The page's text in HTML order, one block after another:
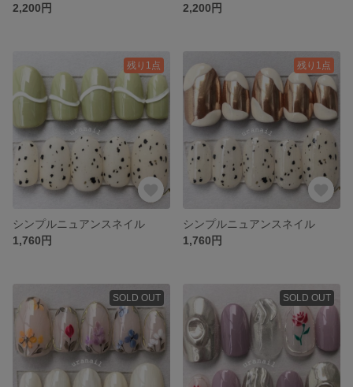
2,200円
2,200円
残り1点
シンプルニュアンスネイル
1,760円
残り1点
シンプルニュアンスネイル
1,760円
SOLD OUT SOLD OUT